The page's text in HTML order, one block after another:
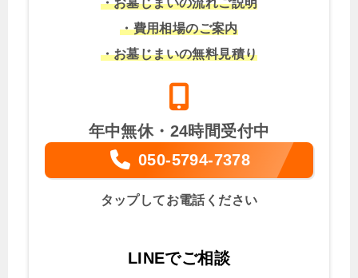
・費用相場のご案内
・お墓じまいの無料見積り
年中無休・24時間受付中
050-5794-7378
タップしてお電話ください
LINEでご相談